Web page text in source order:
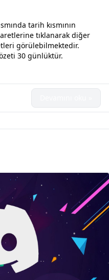
tarih kısmının
tıklanarak diğer
görülebilmektedir.
30 günlüktür.